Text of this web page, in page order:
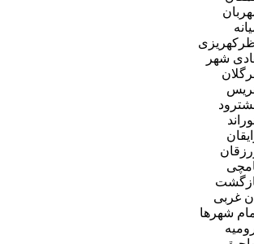
شهر
غربی
شهر‌ها